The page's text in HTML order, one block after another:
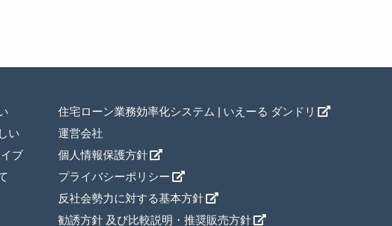
い
ブ
住宅ローン業務効率化システム | いえーる ダンドリ
運営会社
個人情報保護方針
プライバシーポリシー
反社会勢力に対する基本方針
勧誘方針 及び比較説明・推奨販売方針